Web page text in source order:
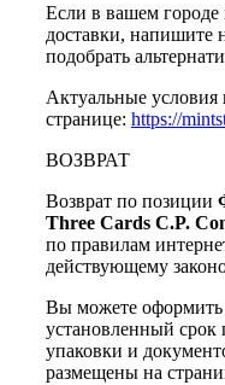
Если в вашем
доставки, напишите
подобрать
Актуальные условия
странице: https://
ВОЗВРАТ
Возврат по позиции
Three Cards C.P.
по правилам
действующему
Вы можете оформить
установленный срок
упаковки и
размещены на